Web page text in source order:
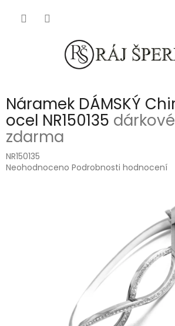
Náramek DÁMSKÝ
ocel NR150135
zdarma
NR150135
Průměrné
Neohodnoceno Podrobnosti hodnocení